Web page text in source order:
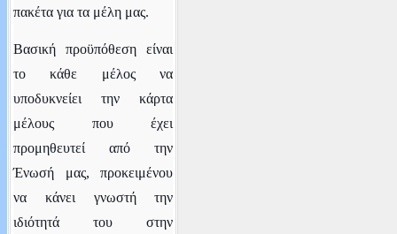
πακέτα για τα μέλη μας.
Βασική προϋπόθεση είναι
το κάθε μέλος να
υποδυκνείει την κάρτα
μέλους που έχει
προμηθευτεί από την
Ένωσή μας, προκειμένου
να κάνει γνωστή την
ιδιότητά του στην